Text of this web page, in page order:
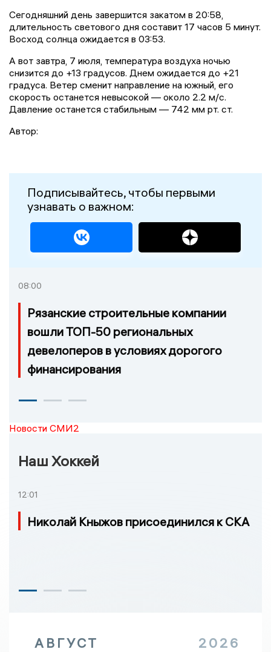
Сегодняшний день завершится закатом в 20:58,
длительность светового дня составит 17 часов 5 минут.
Восход солнца ожидается в 03:53.
А вот завтра, 7 июля, температура воздуха ночью
снизится до +13 градусов. Днем ожидается до +21
градуса. Ветер сменит направление на южный, его
скорость останется невысокой — около 2.2 м/с.
Давление останется стабильным — 742 мм рт. ст.
Автор:
Подписывайтесь, чтобы первыми
узнавать о важном:
08:00
Рязанские строительные компании
вошли ТОП-50 региональных
девелоперов в условиях дорогого
финансирования
Новости СМИ2
Наш Хоккей
12:01
Николай Кныжов присоединился к СКА
АВГУСТ 2026